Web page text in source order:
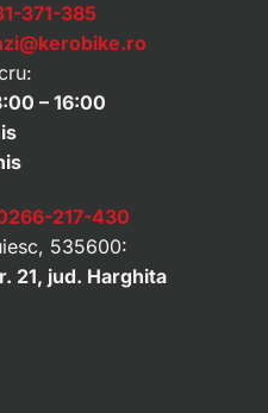
371-385
– 16:00
217-430
535600:
21, jud. Harghita